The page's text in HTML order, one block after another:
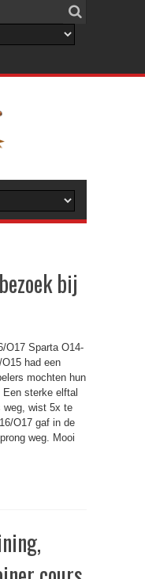
bij
O17 Sparta O14-
had een
mochten hun
sterke elftal
weg, wist 5x te
O17 gaf in de
weg. Mooi